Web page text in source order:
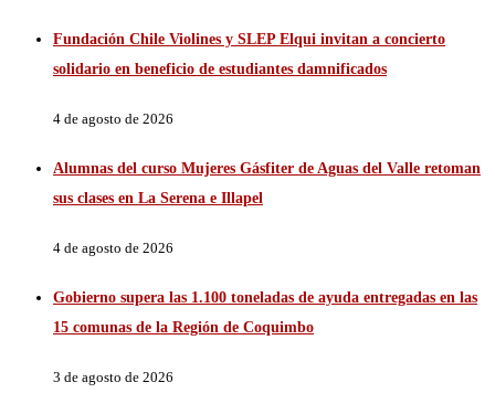
Fundación Chile Violines y SLEP Elqui invitan a concierto
solidario en beneficio de estudiantes damnificados
4 de agosto de 2026
Alumnas del curso Mujeres Gásfiter de Aguas del Valle retoman
sus clases en La Serena e Illapel
4 de agosto de 2026
Gobierno supera las 1.100 toneladas de ayuda entregadas en las
15 comunas de la Región de Coquimbo
3 de agosto de 2026